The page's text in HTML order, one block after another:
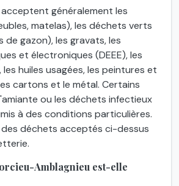
généralement les
matelas), les déchets verts
gazon), les gravats, les
et électroniques (DEEE), les
huiles usagées, les peintures et
cartons et le métal. Certains
ou les déchets infectieux
à des conditions particulières.
déchets acceptés ci-dessus
Amblagnieu est-elle